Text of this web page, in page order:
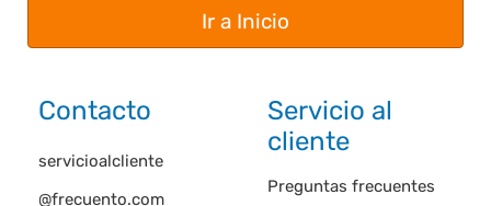
Ir a Inicio
Contacto
servicioalcliente
@frecuento.com
Servicio al
cliente
Preguntas frecuentes